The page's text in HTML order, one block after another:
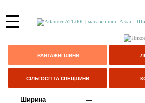
☰
ВАНТАЖНІ ШИНИ
СІЛЬГОСП ТА СПЕЦШИНИ
Ширина